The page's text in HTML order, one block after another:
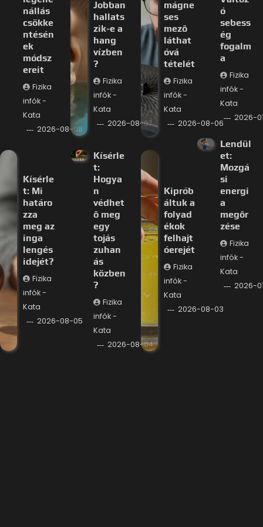
nállás
csökke
ntésén
ek
módsz
ereit
Fizika
infók -
Kata
2026-08-08
Jobban
hallats
zik-e a
hang
vízben
?
Fizika
infók -
Kata
2026-08-07
mágne
ses
mező
láthat
óvá
tételét
Fizika
infók -
Kata
2026-08-06
Kísérle
t: Mi
határo
zza
meg az
inga
lengés
idejét?
Fizika
infók -
Kata
2026-08-05
Kísérle
t:
Hogya
n
védhet
ő meg
egy
tojás
zuhan
ás
közben
?
Fizika
infók -
Kata
2026-08-04
Kiprób
áltuk a
folyad
ékok
felhajt
óerejét
Fizika
infók -
Kata
2026-08-03
ó
sebess
ég
fogalm
a
Fizika
infók -
Kata
2026-
Lendül
et:
Mozgá
si
energi
a
megőr
zése
Fizika
infók -
Kata
2026-